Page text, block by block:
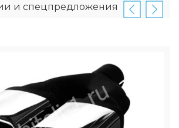
и спецпредложения